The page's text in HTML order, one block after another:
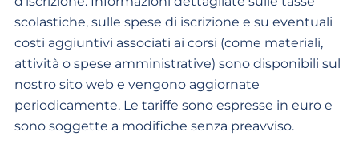
scolastiche, sulle spese di iscrizione e su eventuali
costi aggiuntivi associati ai corsi (come materiali,
attività o spese amministrative) sono disponibili sul
nostro sito web e vengono aggiornate
periodicamente. Le tariffe sono espresse in euro e
sono soggette a modifiche senza preavviso.